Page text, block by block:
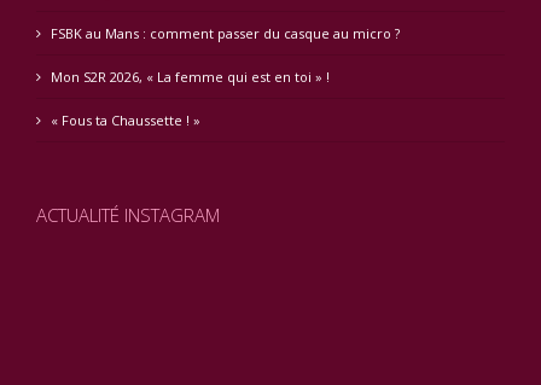
FSBK au Mans : comment passer du casque au micro ?
Mon S2R 2026, « La femme qui est en toi » !
« Fous ta Chaussette ! »
ACTUALITÉ INSTAGRAM